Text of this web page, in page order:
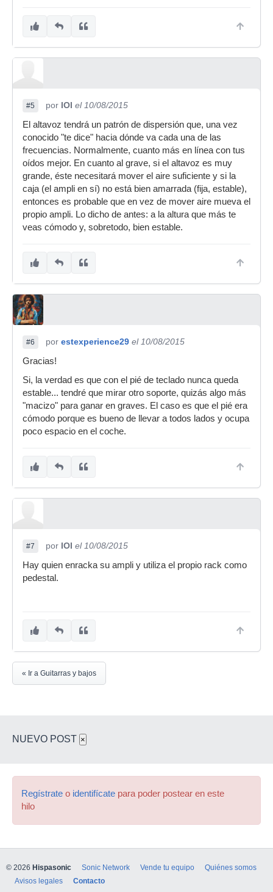
#5 por IOI el 10/08/2015
El altavoz tendrá un patrón de dispersión que, una vez
conocido "te dice" hacia dónde va cada una de las
frecuencias. Normalmente, cuanto más en línea con tus
oídos mejor. En cuanto al grave, si el altavoz es muy
grande, éste necesitará mover el aire suficiente y si la
caja (el ampli en sí) no está bien amarrada (fija, estable),
entonces es probable que en vez de mover aire mueva el
propio ampli. Lo dicho de antes: a la altura que más te
veas cómodo y, sobretodo, bien estable.
#6 por estexperience29 el 10/08/2015
Gracias!
Si, la verdad es que con el pié de teclado nunca queda
estable... tendré que mirar otro soporte, quizás algo más
"macizo" para ganar en graves. El caso es que el pié era
cómodo porque es bueno de llevar a todos lados y ocupa
poco espacio en el coche.
#7 por IOI el 10/08/2015
Hay quien enracka su ampli y utiliza el propio rack como
pedestal.
« Ir a Guitarras y bajos
NUEVO POST ×
Regístrate o identifícate para poder postear en este
hilo
© 2026 Hispasonic Sonic Network Vende tu equipo
Quiénes somos
Avisos legales
Contacto